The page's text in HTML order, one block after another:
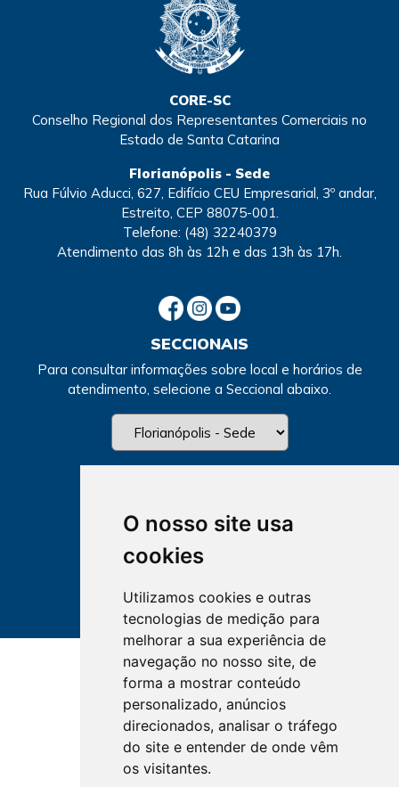
O nosso site usa
cookies
Utilizamos cookies e outras
tecnologias de medição para
melhorar a sua experiência de
navegação no nosso site, de
forma a mostrar conteúdo
personalizado, anúncios
direcionados, analisar o tráfego
do site e entender de onde vêm
os visitantes.
CORE-SC
Conselho Regional dos Representantes Comerciais no
Estado de Santa Catarina
Florianópolis - Sede
Rua Fúlvio Aducci, 627, Edifício CEU Empresarial, 3º andar,
Estreito, CEP 88075-001.
Telefone: (48) 32240379
Atendimento das 8h às 12h e das 13h às 17h.
SECCIONAIS
Para consultar informações sobre local e horários de
atendimento, selecione a Seccional abaixo.